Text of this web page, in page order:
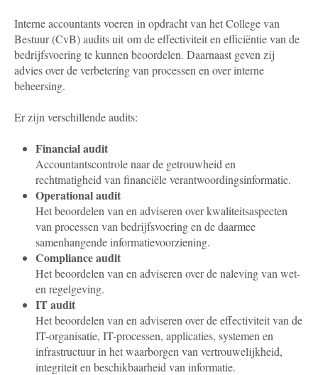
Interne accountants voeren in opdracht van het College van
Bestuur (CvB) audits uit om de effectiviteit en efficiëntie van de
bedrijfsvoering te kunnen beoordelen. Daarnaast geven zij
advies over de verbetering van processen en over interne
beheersing.
Er zijn verschillende audits:
Financial audit
Accountantscontrole naar de getrouwheid en
rechtmatigheid van financiële verantwoordingsinformatie.
Operational audit
Het beoordelen van en adviseren over kwaliteitsaspecten
van processen van bedrijfsvoering en de daarmee
samenhangende informatievoorziening.
Compliance audit
Het beoordelen van en adviseren over de naleving van wet-
en regelgeving.
IT audit
Het beoordelen van en adviseren over de effectiviteit van de
IT-organisatie, IT-processen, applicaties, systemen en
infrastructuur in het waarborgen van vertrouwelijkheid,
integriteit en beschikbaarheid van informatie.